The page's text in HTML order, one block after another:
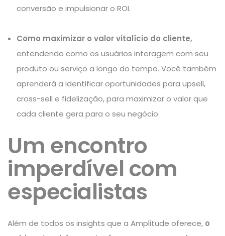
conversão e impulsionar o ROI.
Como maximizar o valor vitalício do cliente,
entendendo como os usuários interagem com seu
produto ou serviço a longo do tempo. Você também
aprenderá a identificar oportunidades para upsell,
cross-sell e fidelização, para maximizar o valor que
cada cliente gera para o seu negócio.
Um encontro
imperdível com
especialistas
Além de todos os insights que a Amplitude oferece, o